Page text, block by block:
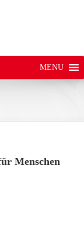
MENU
Menschen